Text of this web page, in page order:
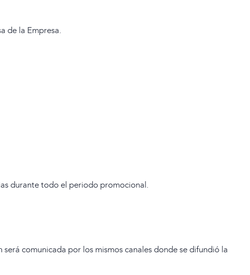
de la Empresa.
durante todo el periodo promocional.
comunicada por los mismos canales donde se difundió la